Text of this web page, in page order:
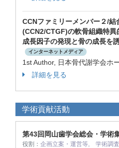
CCNファミリーメンバー２/結
(CCN2/CTGF)の軟骨組織特
成長因子の発現と骨の成長を
インターネットメディア
1st Author, 日本骨代謝学会ホ
詳細を見る
学術貢献活動
第43回岡山歯学会総会・学術
役割： 企画立案・運営等, 学術調